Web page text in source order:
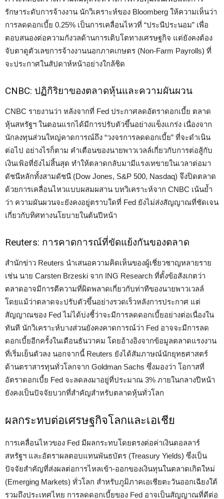
รักษาระดับการจ้างงาน นักวิเคราะห์ของ Bloomberg ให้ความเห็นว่า
การลดดอกเบี้ย 0.25% เป็นการเคลื่อนไหวที่ “ประนีประนอม” เพื่อ
ตอบสนองต่อความกังวลด้านการเติบโตทางเศรษฐกิจ แต่ยังคงต้อง
จับตาดูตัวเลขการจ้างงานนอกภาคเกษตร (Non-Farm Payrolls) ที่
จะประกาศในสัปดาห์หน้าอย่างใกล้ชิด
CNBC: ปฏิกิริยาของตลาดหุ้นและความผันผวน
CNBC รายงานว่า หลังจากที่ Fed ประกาศลดอัตราดอกเบี้ย ตลาด
หุ้นสหรัฐฯ ในตอนแรกได้มีการปรับตัวขึ้นอย่างแข็งแกร่ง เนื่องจาก
นักลงทุนส่วนใหญ่คาดการณ์ถึง “วงจรการลดดอกเบี้ย” ที่จะดำเนิน
ต่อไป อย่างไรก็ตาม คำเตือนของนายพาวเวลล์เกี่ยวกับการต่อสู้กับ
เงินเฟ้อที่ยังไม่สิ้นสุด ทำให้ตลาดกลับมามีแรงเทขายในเวลาต่อมา
ดัชนีหลักทั้งสามดัชนี (Dow Jones, S&P 500, Nasdaq) จึงปิดตลาด
ด้วยการเคลื่อนไหวแบบผสมผสาน บทวิเคราะห์จาก CNBC เน้นย้ำ
ว่า ความผันผวนจะยังคงอยู่ตราบใดที่ Fed ยังไม่ส่งสัญญาณที่ชัดเจน
เกี่ยวกับทิศทางนโยบายในต้นปีหน้า
Reuters: การคาดการณ์ที่ขัดแย้งกันของตลาด
สำนักข่าว Reuters นำเสนอความคิดเห็นของผู้เชี่ยวชาญหลายราย
เช่น นาย Carsten Brzeski จาก ING Research ที่ตั้งข้อสังเกตว่า
ตลาดอาจมีการตีความที่ผิดพลาดเกี่ยวกับท่าทีของนายพาวเวลล์
โดยแม้ว่าตลาดจะปรับตัวขึ้นอย่างรวดเร็วหลังการประกาศ แต่
สัญญาณของ Fed ไม่ได้บ่งชี้ว่าจะมีการลดดอกเบี้ยอย่างต่อเนื่องใน
ทันที นักวิเคราะห์บางส่วนยังคงคาดการณ์ว่า Fed อาจจะมีการลด
ดอกเบี้ยอีกครั้งในเดือนธันวาคม โดยอ้างอิงจากข้อมูลตลาดแรงงาน
ที่เริ่มเย็นตัวลง นอกจากนี้ Reuters ยังได้สัมภาษณ์นักยุทธศาสตร์
ด้านตราสารทุนทั่วโลกจาก Goldman Sachs ซึ่งมองว่า โอกาสที่
อัตราดอกเบี้ย Fed จะลดลงมาอยู่ที่ประมาณ 3% ภายในกลางปีหน้า
ยังคงเป็นปัจจัยบวกที่สำคัญสำหรับตลาดหุ้นทั่วโลก
ผลกระทบต่อเศรษฐกิจโลกและเอเชีย
การเคลื่อนไหวของ Fed มีผลกระทบโดยตรงต่อค่าเงินดอลลาร์
สหรัฐฯ และอัตราผลตอบแทนพันธบัตร (Treasury Yields) ซึ่งเป็น
ปัจจัยสำคัญที่ส่งผลต่อการไหลเข้า-ออกของเงินทุนในตลาดเกิดใหม่
(Emerging Markets) ทั่วโลก สำหรับภูมิภาคเอเชียตะวันออกเฉียงใต้
รวมถึงประเทศไทย การลดดอกเบี้ยของ Fed อาจเป็นสัญญาณที่ดีต่อ